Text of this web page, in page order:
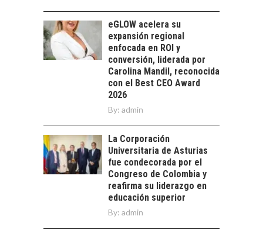
CHILENAS
La transformación
estratégica de los
recursos humanos en
las empresas…
FINANCIAMIENTO
PARA PYMES EN
CHILE:
ALTERNATIVAS MÁS
ALLÁ DEL CRÉDITO
BANCARIO
pymes en Chile:
alternativas que
trascienden el
crédito…
EL CRECIMIENTO DE
LOS SERVICIOS
DIGITALES
EXPORTADOS DESDE
CHILE
El auge de las
exportaciones de
eGLOW acelera su
expansión regional
enfocada en ROI y
conversión, liderada por
Carolina Mandil, reconocida
con el Best CEO Award
2026
By: admin
La Corporación
Universitaria de Asturias
fue condecorada por el
Congreso de Colombia y
reafirma su liderazgo en
educación superior
By: admin